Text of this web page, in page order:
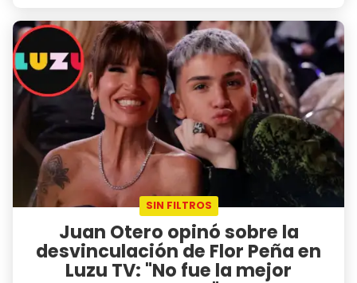
SIN FILTROS
Juan Otero opinó sobre la
desvinculación de Flor Peña en
Luzu TV: "No fue la mejor